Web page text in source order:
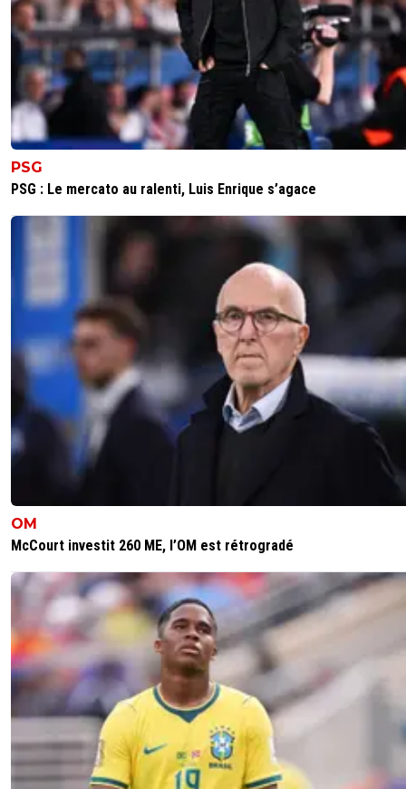
PSG
PSG : Le mercato au ralenti, Luis Enrique s’agace
OM
McCourt investit 260 ME, l’OM est rétrogradé